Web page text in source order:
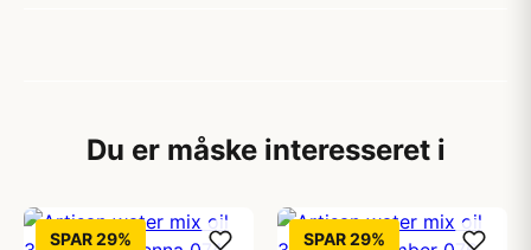
Du er måske interesseret i
SPAR 29% SPAR 29%